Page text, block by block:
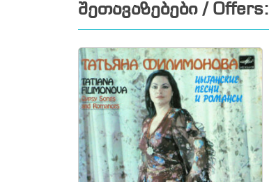
შეთავაზებები / Offers: